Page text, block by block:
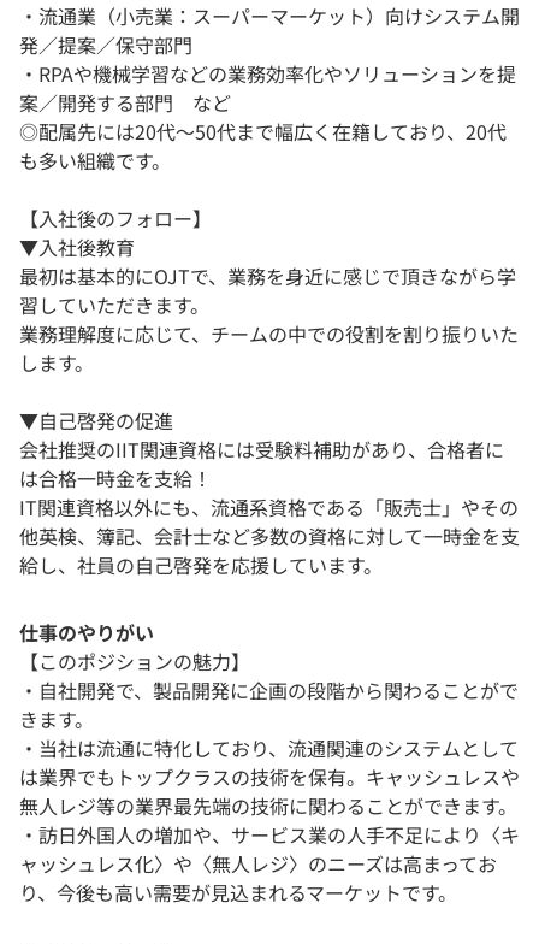
・流通業（小売業：スーパーマーケット）向けシステム開
発／提案／保守部門
・RPAや機械学習などの業務効率化やソリューションを提
案／開発する部門 など
◎配属先には20代～50代まで幅広く在籍しており、20代
も多い組織です。
【入社後のフォロー】
▼入社後教育
最初は基本的にOJTで、業務を身近に感じで頂きながら学
習していただきます。
業務理解度に応じて、チームの中での役割を割り振りいた
します。
▼自己啓発の促進
会社推奨のIIT関連資格には受験料補助があり、合格者に
は合格一時金を支給！
IT関連資格以外にも、流通系資格である「販売士」やその
他英検、簿記、会計士など多数の資格に対して一時金を支
給し、社員の自己啓発を応援しています。
仕事のやりがい
【このポジションの魅力】
・自社開発で、製品開発に企画の段階から関わることがで
きます。
・当社は流通に特化しており、流通関連のシステムとして
は業界でもトップクラスの技術を保有。キャッシュレスや
無人レジ等の業界最先端の技術に関わることができます。
・訪日外国人の増加や、サービス業の人手不足により〈キ
ャッシュレス化〉や〈無人レジ〉のニーズは高まってお
り、今後も高い需要が見込まれるマーケットです。